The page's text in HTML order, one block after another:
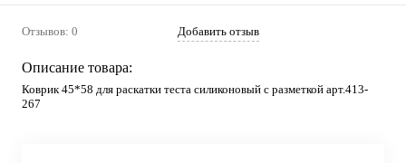
Отзывов: 0 Добавить отзыв
Описание товара:
Коврик 45*58 для раскатки теста силиконовый с разметкой арт.413-
267